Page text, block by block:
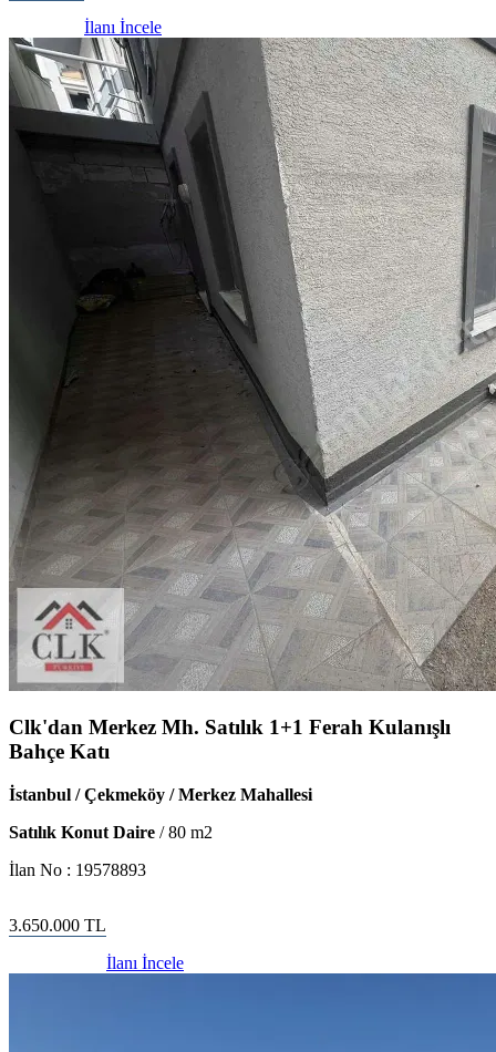
İlanı İncele
Clk'dan Merkez Mh. Satılık 1+1 Ferah Kulanışlı
Bahçe Katı
İstanbul / Çekmeköy / Merkez Mahallesi
Satılık Konut Daire /80 m2
İlan No : 19578893
3.650.000 TL
İlanı İncele